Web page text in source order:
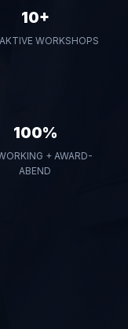
10+
WORKSHOPS
100%
+ AWARD-
ABEND